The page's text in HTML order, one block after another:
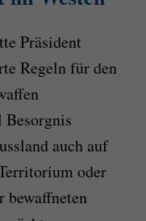
Präsident
Regeln für den
auch auf
oder